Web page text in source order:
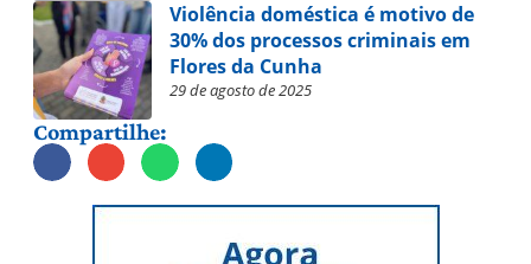
Violência doméstica é motivo de
30% dos processos criminais em
Flores da Cunha
29 de agosto de 2025
Compartilhe: